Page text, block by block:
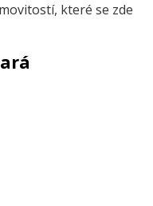
které se zde